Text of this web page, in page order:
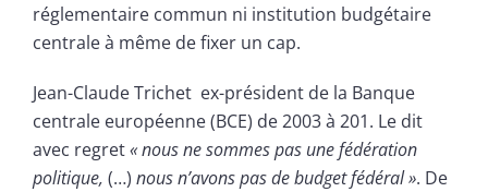
réglementaire commun ni institution budgétaire
centrale à même de fixer un cap.
Jean-Claude Trichet ex-président de la Banque
centrale européenne (BCE) de 2003 à 201. Le dit
avec regret« nous ne sommes pas une fédération
politique, (…) nous n’avons pas de budget fédéral ». De